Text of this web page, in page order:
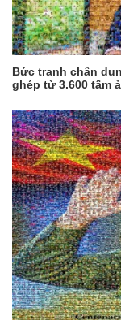
Bức tranh chân
ghép từ 3.600 tấm